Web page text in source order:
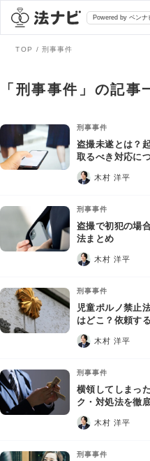
Powered by ベンナ
全て
法律相談
債務整理
交通事故
労働問題
債権回収
弁護士を探す
おすすめ弁護士診断
AI Search Premium
掲載をご検討の弁護士
TOP 刑事事件
「刑事事件」の記事
刑事事件
盗撮未遂とは？
取るべき対応に
木村 洋平
刑事事件
盗撮で初犯の場
法まとめ
木村 洋平
刑事事件
児童ポルノ禁止
はどこ？依頼す
木村 洋平
刑事事件
横領してしまっ
ク・対処法を徹
木村 洋平
刑事事件